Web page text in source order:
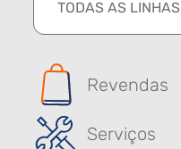
TODAS AS LINHAS
Revendas
Serviços